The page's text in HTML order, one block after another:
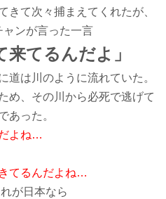
きて次々捕まえてくれたが、
ャンが言った一言
来てるんだよ」
道は川のように流れていた。
め、その川から必死で逃げて
あった。
よね…
てるんだよね…
が日本なら